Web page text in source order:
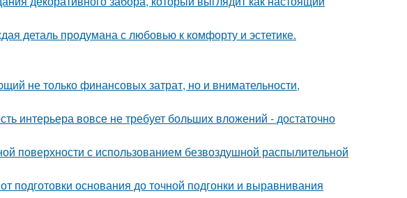
деталь продумана с любовью к комфорту и эстетике.
не только финансовых затрат, но и внимательности,
интерьера вовсе не требует больших вложений - достаточно
поверхности с использованием безвоздушной распылительной
подготовки основания до точной подгонки и выравнивания